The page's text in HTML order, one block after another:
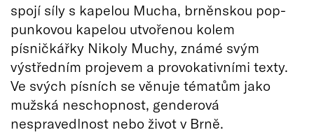
spojí síly s kapelou Mucha, brněnskou pop-
punkovou kapelou utvořenou kolem
písničkářky Nikoly Muchy, známé svým
výstředním projevem a provokativními texty.
Ve svých písních se věnuje tématům jako
mužská neschopnost, genderová
nespravedlnost nebo život v Brně.